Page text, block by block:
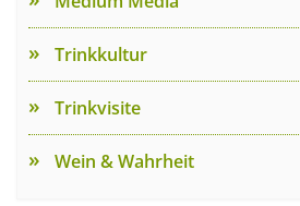
Trinkkultur
Trinkvisite
Wein & Wahrheit